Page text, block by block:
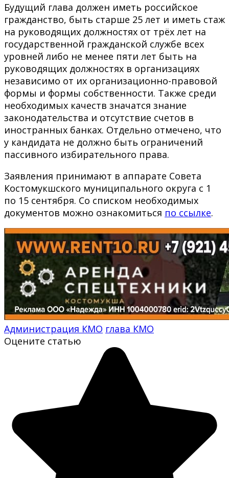
Будущий глава должен иметь российское
гражданство, быть старше 25 лет и иметь стаж
на руководящих должностях от трёх лет на
государственной гражданской службе всех
уровней либо не менее пяти лет быть на
руководящих должностях в организациях
независимо от их организационно-правовой
формы и формы собственности. Также среди
необходимых качеств значатся знание
законодательства и отсутствие счетов в
иностранных банках. Отдельно отмечено, что
у кандидата не должно быть ограничений
пассивного избирательного права.
Заявления принимают в аппарате Совета
Костомукшского муниципального округа с 1
по 15 сентября. Со списком необходимых
документов можно ознакомиться по ссылке.
Администрация КМО глава КМО
Оцените статью